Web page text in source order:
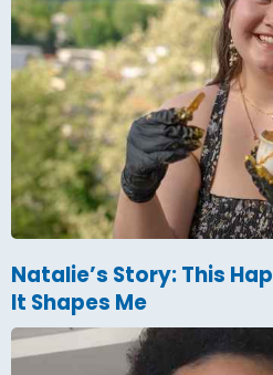
Natalie’s Story: This
It Shapes Me